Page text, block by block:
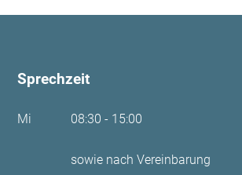
Sprechzeit
Mi 08:30 - 15:00
sowie nach Vereinbarung